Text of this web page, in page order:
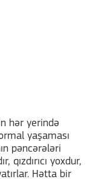
hər yerində
yaşaması
pəncərələri
qızdırıcı yoxdur,
Hətta bir